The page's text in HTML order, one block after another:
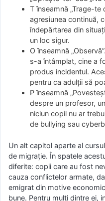
T înseamnă „Trage-te
agresiunea continuă,
îndepărtarea din
un loc sigur.
O înseamnă
s-a întâmplat, cine a
produs incidentul.
pentru ca adulții să
P înseamnă
despre un profesor,
niciun copil nu ar
de bullying sau
Un alt capitol aparte al
de migrație. În spatele
diferite: copii care au fost
cauza conflictelor armate,
emigrat din motive
bune. Pentru mulți dintre ei,